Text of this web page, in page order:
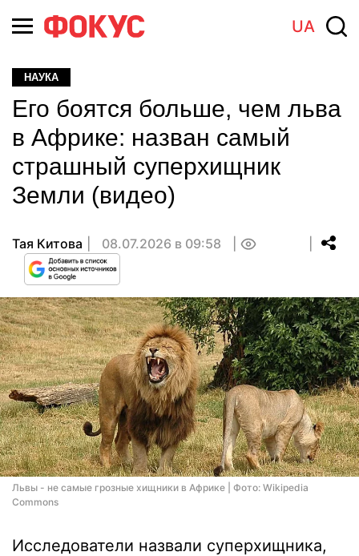
UA
НАУКА
Его боятся больше, чем льва
в Африке: назван самый
страшный суперхищник
Земли (видео)
Тая Китова 08.07.2026 в 09:58
Львы - не самые грозные хищники в Африке | Фото: Wikipedia
Commons
Исследователи назвали суперхищника,